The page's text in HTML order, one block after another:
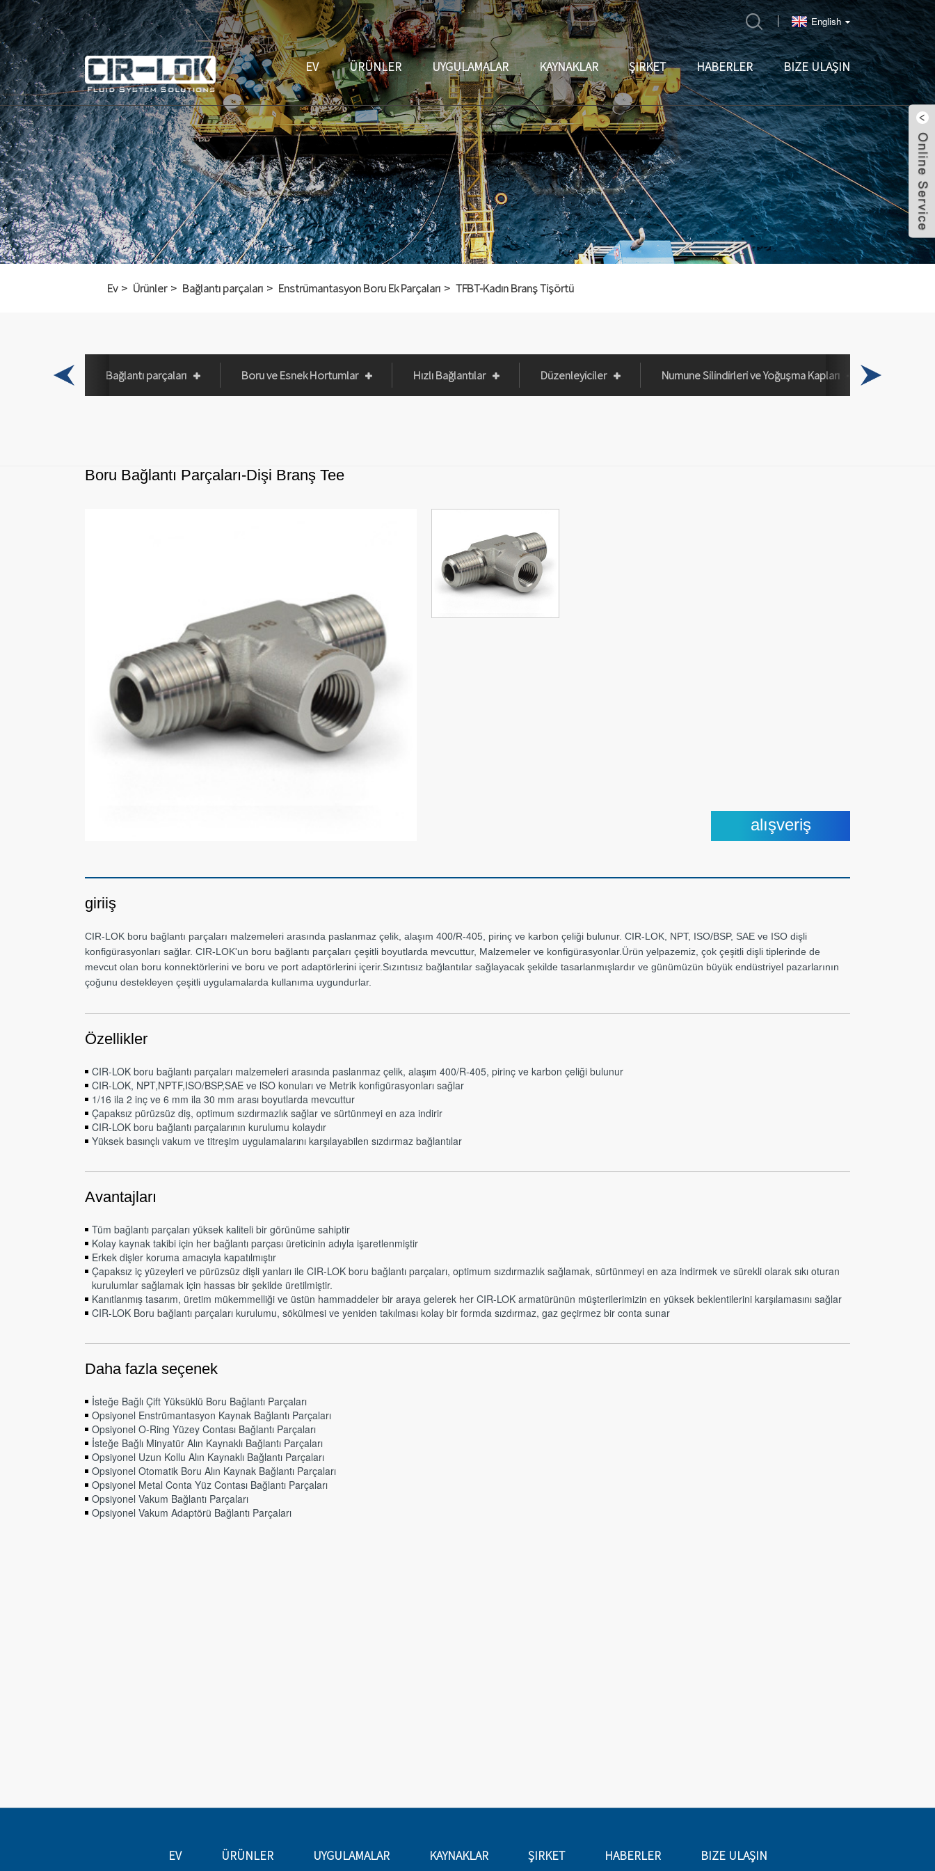
English
EV ÜRÜNLER UYGULAMALAR KAYNAKLAR ŞIRKET HABERLER BIZE ULAŞIN
Ev Ürünler Bağlantı parçaları Enstrümantasyon Boru Ek Parçaları TFBT-Kadın Branş Tişörtü
Bağlantı parçaları Boru ve Esnek Hortumlar Hızlı Bağlantılar Düzenleyiciler Numune Silindirleri ve Yoğuşma Kapları
Boru Bağlantı Parçaları-Dişi Branş Tee
alışveriş
giriiş
CIR-LOK boru bağlantı parçaları malzemeleri arasında paslanmaz çelik, alaşım 400/R-405, pirinç ve karbon çeliği bulunur. CIR-LOK, NPT, ISO/BSP, SAE ve ISO dişli
konfigürasyonları sağlar. CIR-LOK'un boru bağlantı parçaları çeşitli boyutlarda mevcuttur, Malzemeler ve konfigürasyonlar.Ürün yelpazemiz, çok çeşitli dişli tiplerinde de
mevcut olan boru konnektörlerini ve boru ve port adaptörlerini içerir.Sızıntısız bağlantılar sağlayacak şekilde tasarlanmışlardır ve günümüzün büyük endüstriyel pazarlarının
çoğunu destekleyen çeşitli uygulamalarda kullanıma uygundurlar.
Özellikler
CIR-LOK boru bağlantı parçaları malzemeleri arasında paslanmaz çelik, alaşım 400/R-405, pirinç ve karbon çeliği bulunur
CIR-LOK, NPT,NPTF,ISO/BSP,SAE ve lSO konuları ve Metrik konfigürasyonları sağlar
1/16 ila 2 inç ve 6 mm ila 30 mm arası boyutlarda mevcuttur
Çapaksız pürüzsüz diş, optimum sızdırmazlık sağlar ve sürtünmeyi en aza indirir
CIR-LOK boru bağlantı parçalarının kurulumu kolaydır
Yüksek basınçlı vakum ve titreşim uygulamalarını karşılayabilen sızdırmaz bağlantılar
Avantajları
Tüm bağlantı parçaları yüksek kaliteli bir görünüme sahiptir
Kolay kaynak takibi için her bağlantı parçası üreticinin adıyla işaretlenmiştir
Erkek dişler koruma amacıyla kapatılmıştır
Çapaksız iç yüzeyleri ve pürüzsüz dişli yanları ile CIR-LOK boru bağlantı parçaları, optimum sızdırmazlık sağlamak, sürtünmeyi en aza indirmek ve sürekli olarak sıkı oturan
kurulumlar sağlamak için hassas bir şekilde üretilmiştir.
Kanıtlanmış tasarım, üretim mükemmelliği ve üstün hammaddeler bir araya gelerek her CIR-LOK armatürünün müşterilerimizin en yüksek beklentilerini karşılamasını sağlar
CIR-LOK Boru bağlantı parçaları kurulumu, sökülmesi ve yeniden takılması kolay bir formda sızdırmaz, gaz geçirmez bir conta sunar
Daha fazla seçenek
İsteğe Bağlı Çift Yüksüklü Boru Bağlantı Parçaları
Opsiyonel Enstrümantasyon Kaynak Bağlantı Parçaları
Opsiyonel O-Ring Yüzey Contası Bağlantı Parçaları
İsteğe Bağlı Minyatür Alın Kaynaklı Bağlantı Parçaları
Opsiyonel Uzun Kollu Alın Kaynaklı Bağlantı Parçaları
Opsiyonel Otomatik Boru Alın Kaynak Bağlantı Parçaları
Opsiyonel Metal Conta Yüz Contası Bağlantı Parçaları
Opsiyonel Vakum Bağlantı Parçaları
Opsiyonel Vakum Adaptörü Bağlantı Parçaları
EV ÜRÜNLER UYGULAMALAR KAYNAKLAR ŞIRKET HABERLER BIZE ULAŞIN